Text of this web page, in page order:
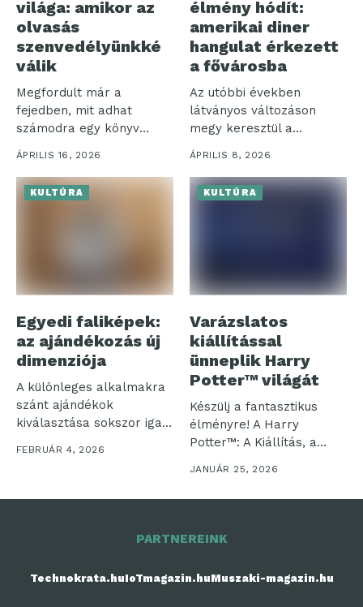
világa: amikor az
olvasás
szenvedélyünkké
válik
Megfordult már a
fejedben, mit adhat
számodra egy könyv
elolvasása? A
könyvekből...
ÁPRILIS 16, 2026
élmény hódít:
amerikai diner
hangulat érkezett
a fővárosba
Az utóbbi években
látványos változáson
megy keresztül a
vendéglátóipar: egyre
nagyobb hangsúlyt...
ÁPRILIS 8, 2026
KULTÚRA
Egyedi faliképek:
az ajándékozás új
dimenziója
A különleges alkalmakra
szánt ajándékok
kiválasztása sokszor igazi
FEBRUÁR 4, 2026
KULTÚRA
Varázslatos
kiállítással
ünneplik Harry
Potter™ világát
Készülj a fantasztikus
élményre! A Harry
Potter™: A Kiállítás, a
JANUÁR 25, 2026
PARTNEREINK
Technokrata.huIoTmagazin.huMuszaki-magazin.hu